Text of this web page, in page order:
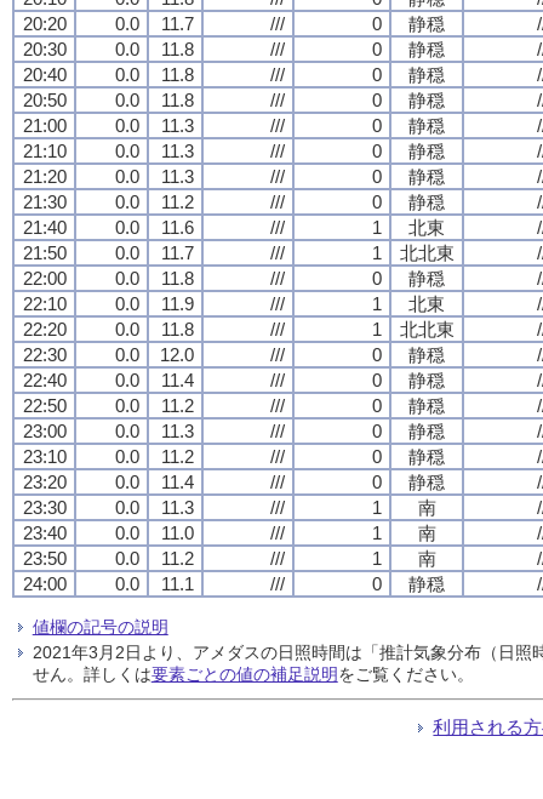
20:20
0.0 11.7 /// 0 静穏
20:30
0.0 11.8 /// 0 静穏
20:40
0.0 11.8 /// 0 静穏
20:50
0.0 11.8 /// 0 静穏
21:00
0.0 11.3 /// 0 静穏
21:10
0.0 11.3 /// 0 静穏
21:20
0.0 11.3 /// 0 静穏
21:30
0.0 11.2 /// 0 静穏
21:40
0.0 11.6 /// 1 北東
21:50
0.0 11.7 /// 1 北北東
22:00
0.0 11.8 /// 0 静穏
22:10
0.0 11.9 /// 1 北東
22:20
0.0 11.8 /// 1 北北東
22:30
0.0 12.0 /// 0 静穏
22:40
0.0 11.4 /// 0 静穏
22:50
0.0 11.2 /// 0 静穏
23:00
0.0 11.3 /// 0 静穏
23:10
0.0 11.2 /// 0 静穏
23:20
0.0 11.4 /// 0 静穏
23:30
0.0 11.3 /// 1 南
23:40
0.0 11.0 /// 1 南
23:50
0.0 11.2 /// 1 南
24:00
0.0 11.1 /// 0 静穏
値欄の記号の説明
2021年3月2日より、アメダスの日照時間は「推計気象分布（日
せん。詳しくは要素ごとの値の補足説明をご覧ください。
利用される